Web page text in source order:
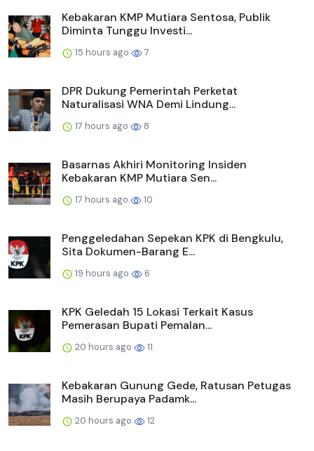
Kebakaran KMP Mutiara Sentosa, Publik
Diminta Tunggu Investi...
15 hours ago 7
DPR Dukung Pemerintah Perketat
Naturalisasi WNA Demi Lindung...
17 hours ago 8
Basarnas Akhiri Monitoring Insiden
Kebakaran KMP Mutiara Sen...
17 hours ago 10
Penggeledahan Sepekan KPK di Bengkulu,
Sita Dokumen-Barang E...
19 hours ago 6
KPK Geledah 15 Lokasi Terkait Kasus
Pemerasan Bupati Pemalan...
20 hours ago 11
Kebakaran Gunung Gede, Ratusan Petugas
Masih Berupaya Padamk...
20 hours ago 12